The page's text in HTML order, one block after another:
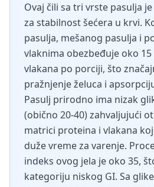
Ovaj čili sa tri vrste pasulja
za stabilnost šećera u krvi.
pasulja, mešanog pasulja i
vlaknima obezbeđuje oko
vlakana po porciji, što
pražnjenje želuca i
Pasulj prirodno ima nizak
(obično 20-40) zahvaljujući
matrici proteina i vlakana
duže vreme za varenje.
indeks ovog jela je oko 35,
kategoriju niskog GI. Sa